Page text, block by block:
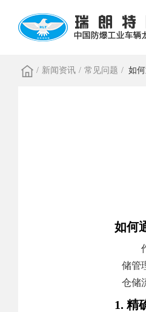
/ 新闻资讯 / 常见问题 / 如
如何
储管
仓储
1. 精